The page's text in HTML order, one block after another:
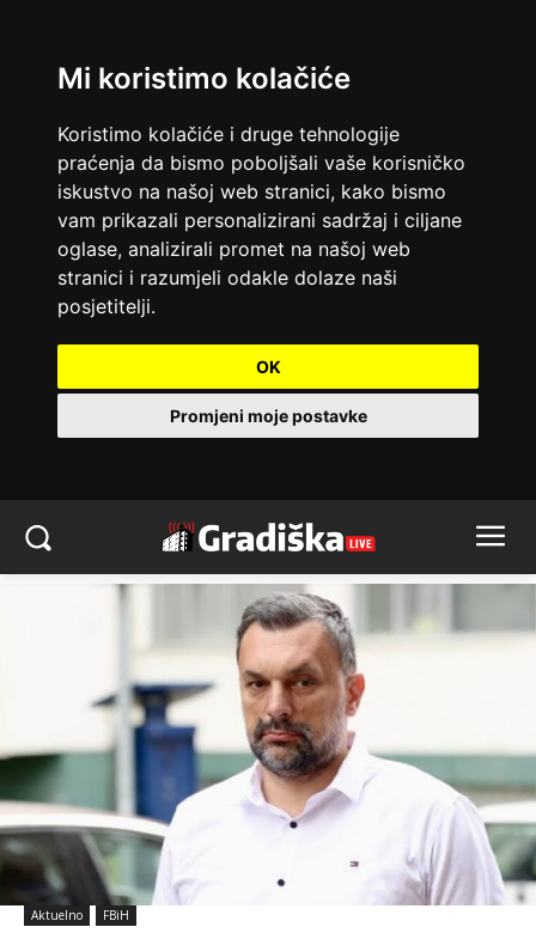
Mi koristimo kolačiće
Koristimo kolačiće i druge tehnologije
praćenja da bismo poboljšali vaše korisničko
iskustvo na našoj web stranici, kako bismo
vam prikazali personalizirani sadržaj i ciljane
oglase, analizirali promet na našoj web
stranici i razumjeli odakle dolaze naši
posjetitelji.
OK
Promjeni moje postavke
Aktuelno FBiH